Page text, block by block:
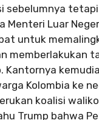
sebelumnya
Luar
untuk
memberlakukan
Kantornya
Kolombia ke
koalisi
Trump bahwa